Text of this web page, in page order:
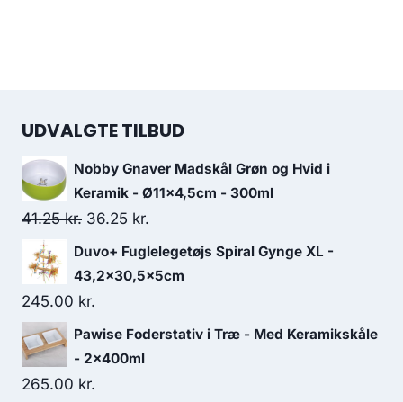
UDVALGTE TILBUD
Nobby Gnaver Madskål Grøn og Hvid i
Keramik - Ø11x4,5cm - 300ml
41.25kr. Den
oprindelige
pris
var:
41.25 kr..
36.25 kr.
aktuelle
pris
36.25 kr..
Duvo+ Fuglelegetøjs Spiral Gynge XL -
43,2x30,5x5cm
245.00 kr.
Pawise Foderstativ i Træ - Med Keramikskåle
- 2x400ml
265.00 kr.